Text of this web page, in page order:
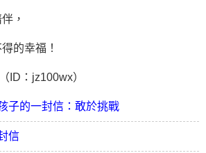
，
的幸福！
：jz100wx）
子的一封信：敢於挑戰
信